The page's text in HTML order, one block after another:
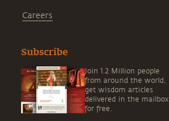
Careers
Subscribe
Join 1.2 Million people
from around the world,
get wisdom articles
delivered in the mailbox
for free.